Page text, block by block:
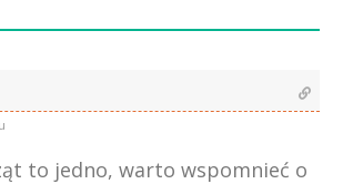
to jedno, warto wspomnieć o